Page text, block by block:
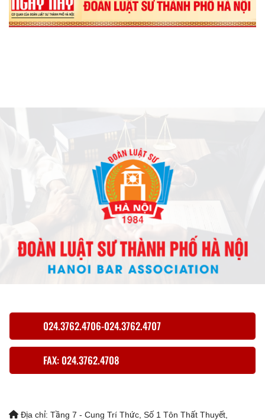
024.3762.4706-024.3762.4707
FAX: 024.3762.4708
Địa chỉ: Tầng 7 - Cung Trí Thức, Số 1 Tôn Thất Thuyết,